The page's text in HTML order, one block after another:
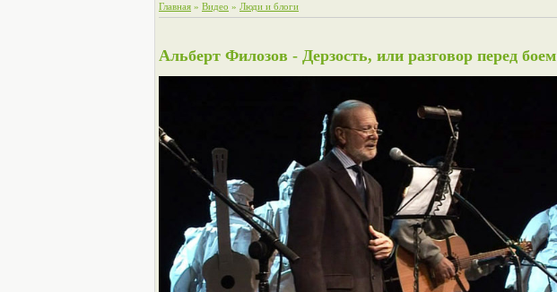
Главная » Видео » Люди и блоги
Альберт Филозов - Дерзость, или разговор перед боем